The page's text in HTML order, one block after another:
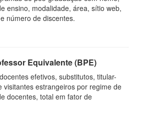
ensino, modalidade, área, sítio web,
número de discentes.
Equivalente (BPE)
efetivos, substitutos, titular-
visitantes estrangeiros por regime de
docentes, total em fator de